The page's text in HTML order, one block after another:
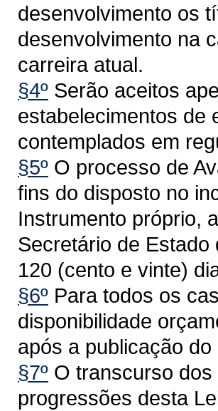
desenvolvimento os
desenvolvimento na
carreira atual.
§4º Serão aceitos
estabelecimentos de
contemplados em
§5º O processo de
fins do disposto no
Instrumento próprio,
Secretário de
120 (cento e vinte)
§6º Para todos os
disponibilidade
após a publicação
§7º O transcurso
progressões desta